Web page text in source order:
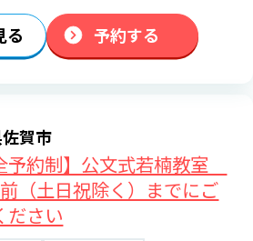
る 予約する
賀市
予約制】公文式若楠教室
（土日祝除く）までにご
ださい